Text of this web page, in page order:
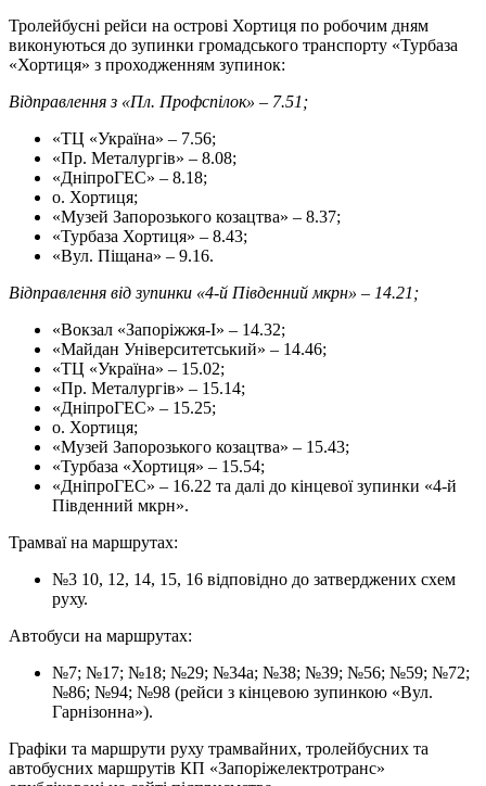
Тролейбусні рейси на острові Хортиця по робочим дням
виконуються до зупинки громадського транспорту «Турбаза
«Хортиця» з проходженням зупинок:
Відправлення з «Пл. Профспілок» – 7.51;
«ТЦ «Україна» – 7.56;
«Пр. Металургів» – 8.08;
«ДніпроГЕС» – 8.18;
о. Хортиця;
«Музей Запорозького козацтва» – 8.37;
«Турбаза Хортиця» – 8.43;
«Вул. Піщана» – 9.16.
Відправлення від зупинки «4-й Південний мкрн» – 14.21;
«Вокзал «Запоріжжя-І» – 14.32;
«Майдан Університетський» – 14.46;
«ТЦ «Україна» – 15.02;
«Пр. Металургів» – 15.14;
«ДніпроГЕС» – 15.25;
о. Хортиця;
«Музей Запорозького козацтва» – 15.43;
«Турбаза «Хортиця» – 15.54;
«ДніпроГЕС» – 16.22 та далі до кінцевої зупинки «4-й
Південний мкрн».
Трамваї на маршрутах:
№3 10, 12, 14, 15, 16 відповідно до затверджених схем
руху.
Автобуси на маршрутах:
№7; №17; №18; №29; №34а; №38; №39; №56; №59; №72;
№86; №94; №98 (рейси з кінцевою зупинкою «Вул.
Гарнізонна»).
Графіки та маршрути руху трамвайних, тролейбусних та
автобусних маршрутів КП «Запоріжелектротранс»